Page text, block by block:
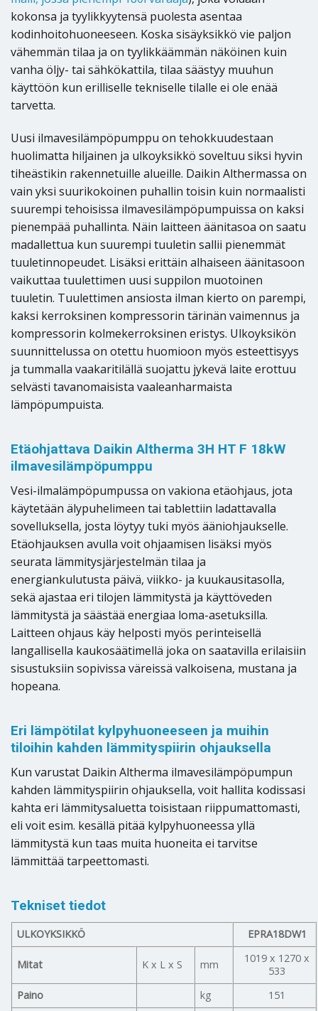
kokonsa ja tyylikkyytensä puolesta asentaa
kodinhoitohuoneeseen. Koska sisäyksikkö vie paljon
vähemmän tilaa ja on tyylikkäämmän näköinen kuin
vanha öljy- tai sähkökattila, tilaa säästyy muuhun
käyttöön kun erilliselle tekniselle tilalle ei ole enää
tarvetta.
Uusi ilmavesilämpöpumppu on tehokkuudestaan
huolimatta hiljainen ja ulkoyksikkö soveltuu siksi hyvin
tiheästikin rakennetuille alueille. Daikin Althermassa on
vain yksi suurikokoinen puhallin toisin kuin normaalisti
suurempi tehoisissa ilmavesilämpöpumpuissa on kaksi
pienempää puhallinta. Näin laitteen äänitasoa on saatu
madallettua kun suurempi tuuletin sallii pienemmät
tuuletinnopeudet. Lisäksi erittäin alhaiseen äänitasoon
vaikuttaa tuulettimen uusi suppilon muotoinen
tuuletin. Tuulettimen ansiosta ilman kierto on parempi,
kaksi kerroksinen kompressorin tärinän vaimennus ja
kompressorin kolmekerroksinen eristys. Ulkoyksikön
suunnittelussa on otettu huomioon myös esteettisyys
ja tummalla vaakaritilällä suojattu jykevä laite erottuu
selvästi tavanomaisista vaaleanharmaista
lämpöpumpuista.
Etäohjattava Daikin Altherma 3H HT F 18kW
ilmavesilämpöpumppu
Vesi-ilmalämpöpumpussa on vakiona etäohjaus, jota
käytetään älypuhelimeen tai tablettiin ladattavalla
sovelluksella, josta löytyy tuki myös ääniohjaukselle.
Etäohjauksen avulla voit ohjaamisen lisäksi myös
seurata lämmitysjärjestelmän tilaa ja
energiankulutusta päivä, viikko- ja kuukausitasolla,
sekä ajastaa eri tilojen lämmitystä ja käyttöveden
lämmitystä ja säästää energiaa loma-asetuksilla.
Laitteen ohjaus käy helposti myös perinteisellä
langallisella kaukosäätimellä joka on saatavilla erilaisiin
sisustuksiin sopivissa väreissä valkoisena, mustana ja
hopeana.
Eri lämpötilat kylpyhuoneeseen ja muihin
tiloihin kahden lämmityspiirin ohjauksella
Kun varustat Daikin Altherma ilmavesilämpöpumpun
kahden lämmityspiirin ohjauksella, voit hallita kodissasi
kahta eri lämmitysaluetta toisistaan riippumattomasti,
eli voit esim. kesällä pitää kylpyhuoneessa yllä
lämmitystä kun taas muita huoneita ei tarvitse
lämmittää tarpeettomasti.
Tekniset tiedot
ULKOYKSIKKÖ EPRA18DW1
Mitat K x L x S mm
1019 x 1270 x
533
Paino
kg
151